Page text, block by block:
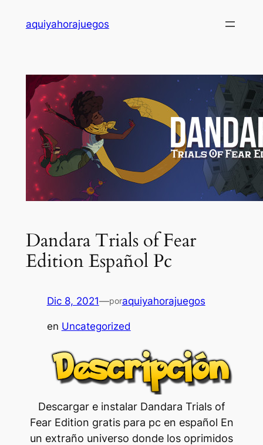
aquiyahorajuegos
Dandara Trials of Fear
Edition Español Pc
Dic 8, 2021—poraquiyahorajuegos
en Uncategorized
Descargar e instalar Dandara Trials of
Fear Edition gratis para pc en español En
un extraño universo donde los oprimidos